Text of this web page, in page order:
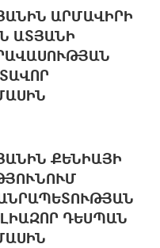
ԱՐՄԱՎԻՐԻ
ԱՏՅԱՆԻ
ՔԵՆԻԱՅԻ
ԴԵՍՊԱՆ